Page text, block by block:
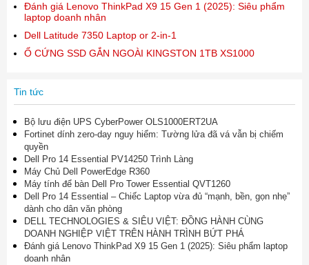
Đánh giá Lenovo ThinkPad X9 15 Gen 1 (2025): Siêu phẩm
laptop doanh nhân
Dell Latitude 7350 Laptop or 2-in-1
Ổ CỨNG SSD GẮN NGOÀI KINGSTON 1TB XS1000
Tin tức
Bộ lưu điện UPS CyberPower OLS1000ERT2UA
Fortinet dính zero-day nguy hiểm: Tường lửa đã vá vẫn bị chiếm
quyền
Dell Pro 14 Essential PV14250 Trình Làng
Máy Chủ Dell PowerEdge R360
Máy tính để bàn Dell Pro Tower Essential QVT1260
Dell Pro 14 Essential – Chiếc Laptop vừa đủ “mạnh, bền, gọn nhẹ”
dành cho dân văn phòng
DELL TECHNOLOGIES & SIÊU VIỆT: ĐỒNG HÀNH CÙNG
DOANH NGHIỆP VIỆT TRÊN HÀNH TRÌNH BỨT PHÁ
Đánh giá Lenovo ThinkPad X9 15 Gen 1 (2025): Siêu phẩm laptop
doanh nhân